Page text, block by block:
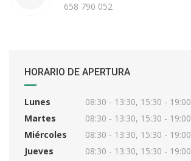
658 790 052
HORARIO DE APERTURA
Lunes
08:30 - 13:30, 15:30 - 19:00
Martes
08:30 - 13:30, 15:30 - 19:00
Miércoles
08:30 - 13:30, 15:30 - 19:00
Jueves
08:30 - 13:30, 15:30 - 19:00